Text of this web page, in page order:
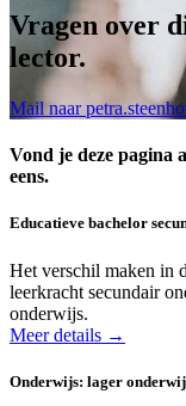
Vragen over
lector.
Mail naar
Vond je deze pagina
eens.
Educatieve bachelor
Het verschil maken in
leerkracht secundair
onderwijs.
Meer details →
Onderwijs: lager